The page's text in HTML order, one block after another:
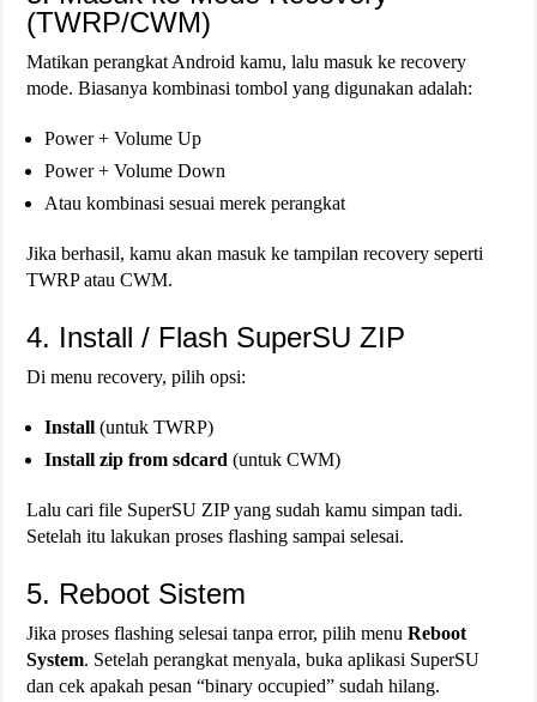
(TWRP/CWM)
Matikan perangkat Android kamu, lalu masuk ke recovery
mode. Biasanya kombinasi tombol yang digunakan adalah:
Power + Volume Up
Power + Volume Down
Atau kombinasi sesuai merek perangkat
Jika berhasil, kamu akan masuk ke tampilan recovery seperti
TWRP atau CWM.
4. Install / Flash SuperSU ZIP
Di menu recovery, pilih opsi:
Install (untuk TWRP)
Install zip from sdcard (untuk CWM)
Lalu cari file SuperSU ZIP yang sudah kamu simpan tadi.
Setelah itu lakukan proses flashing sampai selesai.
5. Reboot Sistem
Jika proses flashing selesai tanpa error, pilih menuReboot
System. Setelah perangkat menyala, buka aplikasi SuperSU
dan cek apakah pesan “binary occupied” sudah hilang.